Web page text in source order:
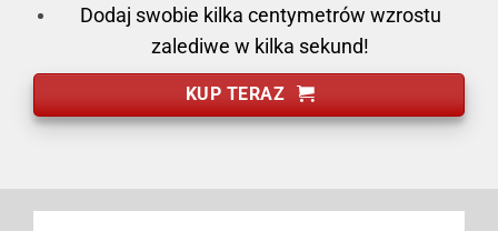
Dodaj swobie kilka centymetrów wzrostu
zalediwe w kilka sekund!
KUP TERAZ